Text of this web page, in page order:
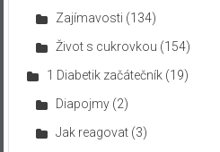
Zajímavosti (134)
Život s cukrovkou (154)
1 Diabetik začátečník(19)
Diapojmy(2)
Jak reagovat(3)